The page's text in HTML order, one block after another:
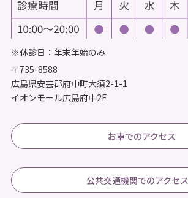
※休診日：年末年始のみ
〒735-8588
広島県安芸郡府中町大須2-1-1
イオンモール広島府中2F
お車でのアクセス
公共交通機関でのアクセス